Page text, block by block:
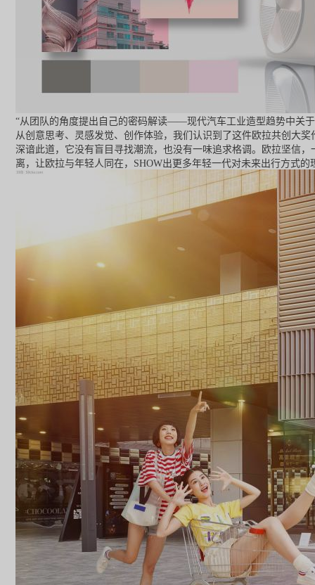
“从团队的角度提出自己的密码解读——现代汽车工业造型趋势中关
从创意思考、灵感发觉、创作体验，我们认识到了这件欧拉共创大
深谙此道，它没有盲目寻找潮流，也没有一味追求格调。欧拉坚信
离，让欧拉与年轻人同在，SHOW出更多年轻一代对未来出行方式